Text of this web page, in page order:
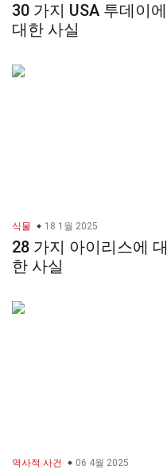
30 가지 USA 투데이에
대한 사실
식물 18 1월 2025
28 가지 아이리스에 대
한 사실
역사적 사건 06 4월 2025